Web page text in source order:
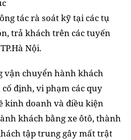
tác rà soát kỹ tại các tụ
trả khách trên các tuyến
Nội.
vận chuyển hành khách
định, vi phạm các quy
kinh doanh và điều kiện
khách bằng xe ôtô, thành
tập trung gây mất trật